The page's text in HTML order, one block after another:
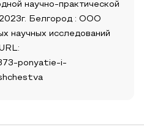
научно-практической
Белгород : ООО
научных исследований
ponyatie-i-